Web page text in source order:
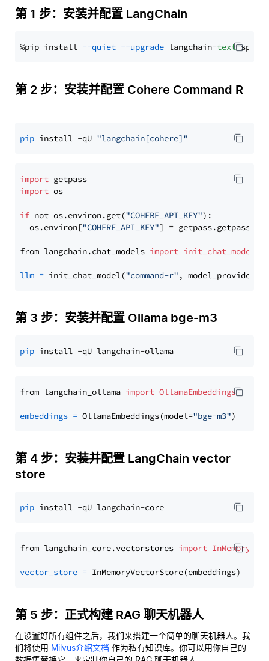
第 1 步：安装并配置 LangChain
%pip install --quiet --upgrade langchain-text
第 2 步：安装并配置 Cohere Command R
pip install -qU "langchain[cohere]"
import
import os
if not os.environ.get("COHERE_API_KEY"):
  os.environ[
"COHERE_API_KEY"] = getpass.getpass(
from langchain.chat_models import init_chat_model
llm = init_chat_model("command-r" , model_provider=
第 3 步：安装并配置 Ollama bge-m3
pip
from langchain_ollama import OllamaEmbeddings
embeddings = OllamaEmbeddings(model="bge-m3"
第 4 步：安装并配置 LangChain vector
store
pip
from langchain_core.vectorstores import
vector_store =
第 5 步：正式构建 RAG 聊天机器人
在设置好所有组件之后，我们来搭建一个简单的聊天机器人。我
们将使用 Milvus介绍文档 作为私有知识库。你可以用你自己的